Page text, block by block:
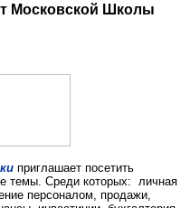
Московской Школы
приглашает посетить
темы. Среди которых: личная
персоналом, продажи,